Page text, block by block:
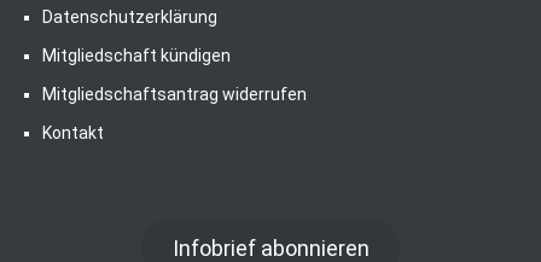
Datenschutzerklärung
Mitgliedschaft kündigen
Mitgliedschaftsantrag widerrufen
Kontakt
Infobrief abonnieren